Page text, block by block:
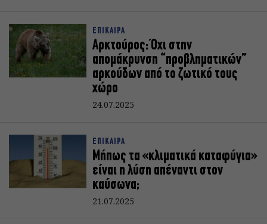
ΕΠΙΚΑΙΡΑ
Αρκτούρος: Όχι στην
απομάκρυνση “προβληματικών”
αρκούδων από το ζωτικό τους
χώρο
24.07.2025
ΕΠΙΚΑΙΡΑ
Mήπως τα «κλιματικά καταφύγια»
είναι η λύση απέναντι στον
καύσωνα;
21.07.2025